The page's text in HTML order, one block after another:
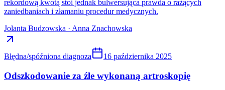
rekordową kwotą stoi jednak bulwersująca prawda o rażących
zaniedbaniach i złamaniu procedur medycznych.
Jolanta Budzowska · Anna Znachowska
Błędna/spóźniona diagnoza 16 października 2025
Odszkodowanie za źle wykonaną artroskopię